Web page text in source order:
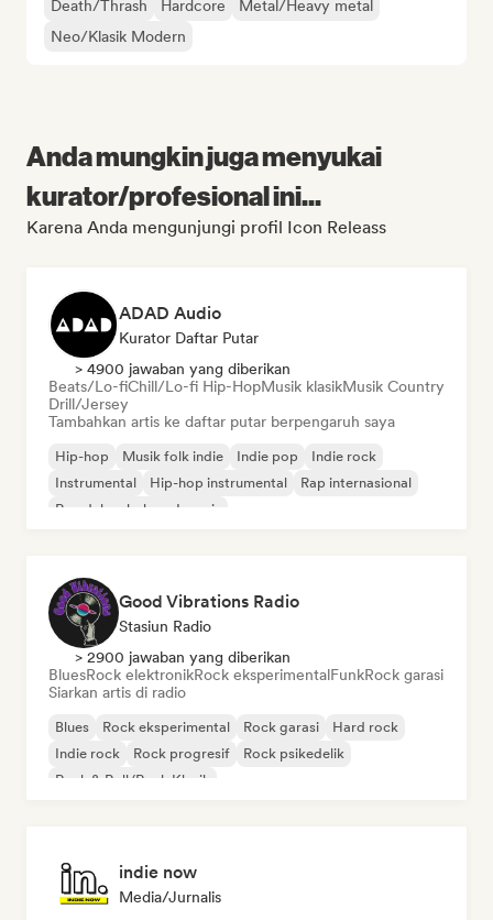
Death/Thrash Hardcore
Metal/Heavy metal
Neo/Klasik Modern
Anda mungkin juga menyukai
kurator/profesional ini...
Karena Anda mengunjungi profil Icon Releass
ADAD Audio
Kurator Daftar Putar
> 4900 jawaban yang diberikan
Beats/Lo-fiChill/Lo-fi Hip-HopMusik klasikMusik Country
Drill/Jersey
Tambahkan artis ke daftar putar berpengaruh saya
Hip-hop Musik folk indie Indie pop
Indie rock
Instrumental
Hip-hop instrumental
Rap internasional
Rap dalam bahasa Inggris
Good Vibrations Radio
Stasiun Radio
> 2900 jawaban yang diberikan
BluesRock elektronikRock eksperimentalFunkRock garasi
Siarkan artis di radio
Blues Rock eksperimental Rock garasi
Hard rock
Indie rock
Rock progresif
Rock psikedelik
Rock & Roll/Rock Klasik
indie now
Media/Jurnalis